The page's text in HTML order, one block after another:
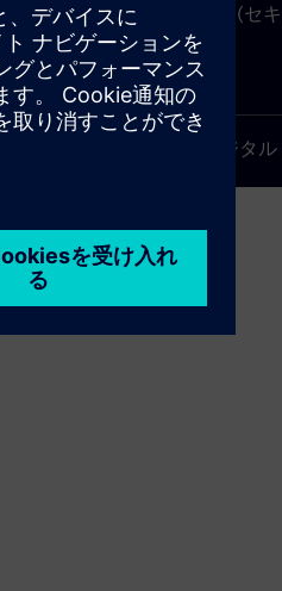
トラストセンター (セ
ティ関連情報)
デジタ